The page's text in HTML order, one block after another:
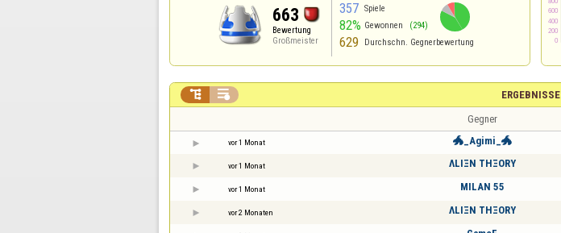
663
Bewertung
Großmeister
357 Spiele
82% Gewonnen (294)
629 Durchschn. Gegnerbewertung
ERGEBNISSE
 
Gegner
vor 1 Monat 🐲_Agimi_🐲
vor 1 Monat ΛLΙΞΝ THΞORY
vor 1 Monat MILAN 55
vor 2 Monaten ΛLΙΞΝ THΞORY